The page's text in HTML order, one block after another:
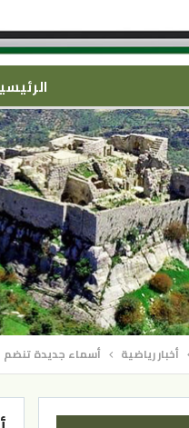
أخبار رياضية أسماء جديدة تنضم